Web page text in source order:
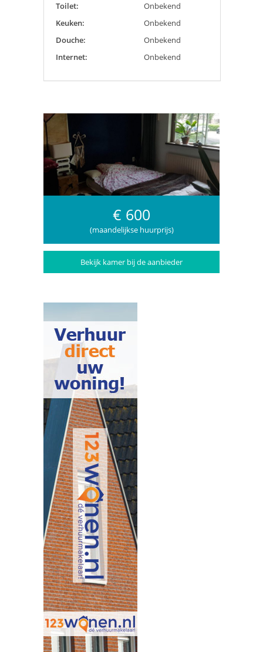
Toilet:
Onbekend
Keuken:
Onbekend
Douche:
Onbekend
Internet:
Onbekend
€ 600
(maandelijkse huurprijs)
Bekijk kamer bij de aanbieder